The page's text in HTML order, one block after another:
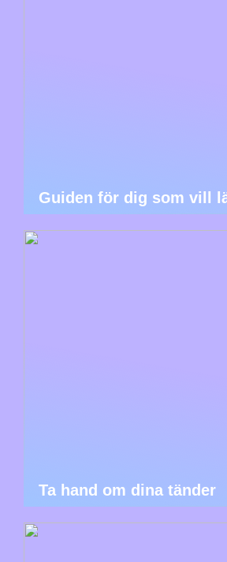
Guiden för dig som vill
Ta hand om dina tänder